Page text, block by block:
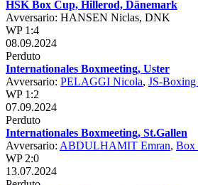
HSK Box Cup, Hillerod, Dänemark
Avversario: HANSEN Niclas, DNK
WP 1:4
08.09.2024
Perduto
Internationales Boxmeeting, Uster
Avversario: PELAGGI Nicola, JS-
WP 1:2
07.09.2024
Perduto
Internationales Boxmeeting, St.Gallen
Avversario: ABDULHAMIT Emran, Box
WP 2:0
13.07.2024